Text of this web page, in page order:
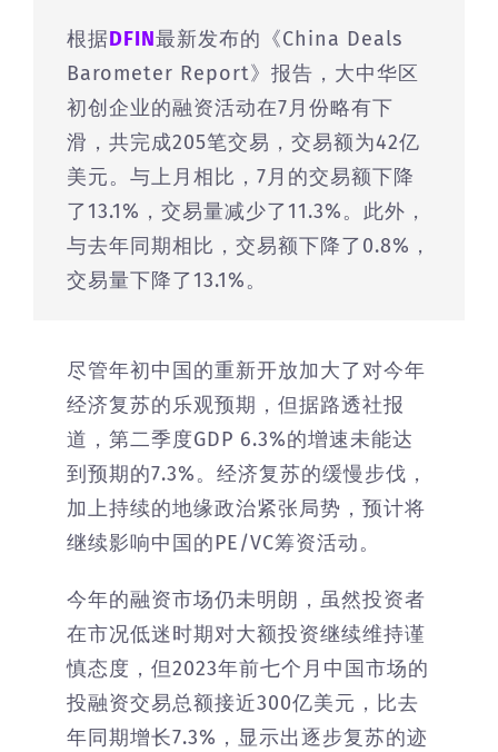
根据DFIN最新发布的《China Deals
Barometer Report》报告，大中华区
初创企业的融资活动在7月份略有下
滑，共完成205笔交易，交易额为42亿
美元。与上月相比，7月的交易额下降
了13.1%，交易量减少了11.3%。此外，
与去年同期相比，交易额下降了0.8%，
交易量下降了13.1%。
尽管年初中国的重新开放加大了对今年
经济复苏的乐观预期，但据路透社报
道，第二季度GDP 6.3%的增速未能达
到预期的7.3%。经济复苏的缓慢步伐，
加上持续的地缘政治紧张局势，预计将
继续影响中国的PE/VC筹资活动。
今年的融资市场仍未明朗，虽然投资者
在市况低迷时期对大额投资继续维持谨
慎态度，但2023年前七个月中国市场的
投融资交易总额接近300亿美元，比去
年同期增长7.3%，显示出逐步复苏的迹